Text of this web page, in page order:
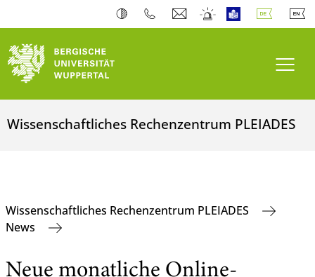
Wissenschaftliches Rechenzentrum PLEIADES
Wissenschaftliches Rechenzentrum PLEIADES
News
Neue monatliche Online-